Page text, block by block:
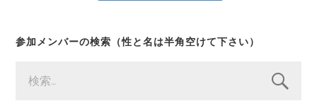
参加メンバーの検索（性と名は半角空けて下さい）
索: